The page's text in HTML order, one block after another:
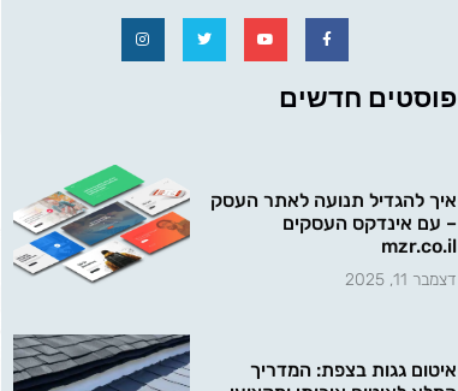
פוסטים חדשים
איך להגדיל תנועה לאתר העסק
– עם אינדקס העסקים
mzr.co.il
דצמבר 11, 2025
איטום גגות בצפת: המדריך